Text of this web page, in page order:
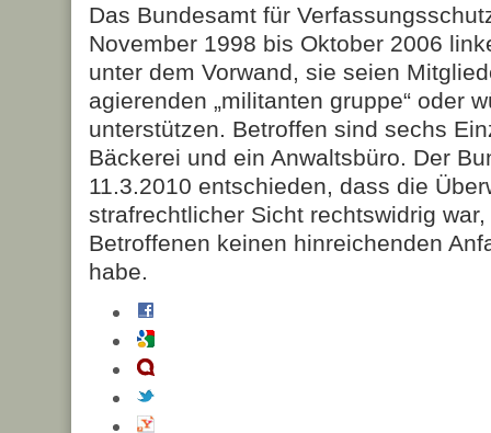
Das Bundesamt für
November 1998 bis Oktober 2006
unter dem Vorwand, sie seien
agierenden „militanten gruppe“ oder
unterstützen. Betroffen sind sechs
Bäckerei und ein Anwaltsbüro. Der
11.3.2010 entschieden, dass die
strafrechtlicher Sicht rechtswidrig
Betroffenen keinen hinreichenden
habe.